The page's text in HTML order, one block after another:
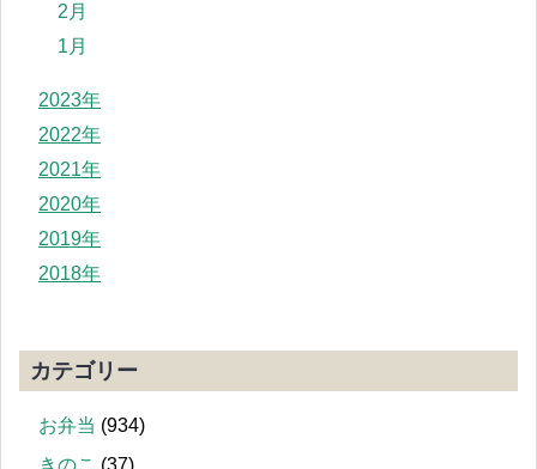
2月
1月
2023年
2022年
2021年
2020年
2019年
2018年
カテゴリー
お弁当 (934)